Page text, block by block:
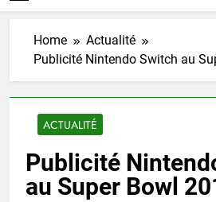
Home
Actualité
Publicité Nintendo Switch au
ACTUALITÉ
Publicité
au Super Bowl